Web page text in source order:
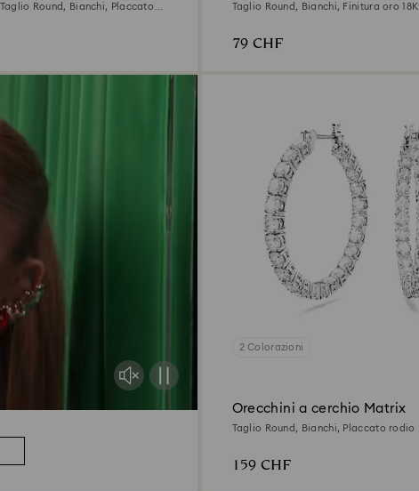
Round, Bianchi, Placcato Taglio Round, Bianchi, Finitura oro 18K
79 CHF
2 Colorazioni
Orecchini a cerchio Matrix
Taglio Round, Bianchi, Placcato rodio
159 CHF